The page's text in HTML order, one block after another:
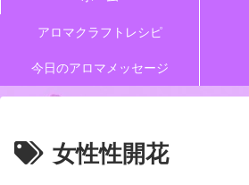
アロマクラフトレシピ
今日のアロマメッセージ
女性性開花